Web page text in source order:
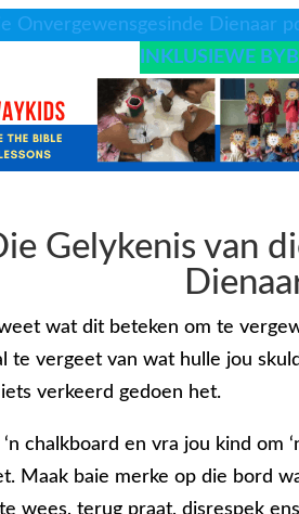
Onvergewensgesinde Dienaar
INKLUSIEWE
Gelykenis van
wat dit beteken om te
te vergeet van wat hulle jou
verkeerd gedoen het.
chalkboard en vra jou kind om
Maak baie merke op die bord
wees, terug praat, disrespek